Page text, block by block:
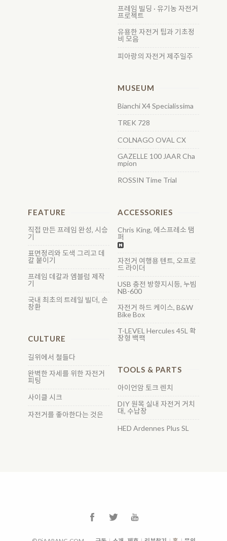
프레임 빌딩 · 유기농 자전거
프로젝트
유용한 자전거 팁과 기초정
비 모음
피아랑의 자전거 제주일주
MUSEUM
Bianchi X4 Specialissima
TREK 728
COLNAGO OVAL CX
GAZELLE 100 JAAR Cha
mpion
ROSSIN Time Trial
FEATURE
직접 만든 프레임 완성, 시승
기
표면정리와 도색 그리고 데
칼 붙이기
프레임 데칼과 엠블럼 제작
기
국내 최초의 트레일 빌더, 손
창환
CULTURE
길위에서 철들다
완벽한 자세를 위한 자전거
피팅
사이클 시크
자전거를 좋아한다는 것은
ACCESSORIES
Chris King, 에스프레소 탬
퍼
자전거 여행용 텐트, 오프로
드 라이더
USB 충전 방향지시등, 누빔
NB-600
자전거 하드 케이스, B&W
Bike Box
T-LEVEL Hercules 45L 확
장형 백팩
TOOLS & PARTS
아이언암 토크 렌치
DIY 원목 실내 자전거 거치
대, 수납장
HED Ardennes Plus SL